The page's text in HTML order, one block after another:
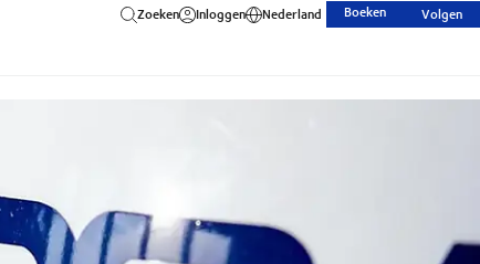
Zoeken Inloggen Nederland Boeken Volgen